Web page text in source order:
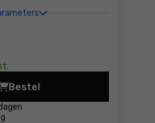
Bestel
Vlies stofzak voor GAS 12-